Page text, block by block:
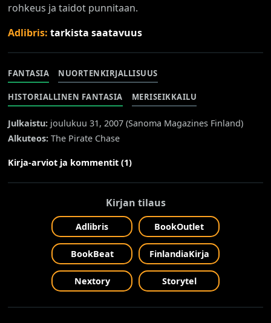
rohkeus ja taidot punnitaan.
Adlibris:tarkista saatavuus
FANTASIA NUORTENKIRJALLISUUS
HISTORIALLINEN FANTASIA MERISEIKKAILU
Julkaistu: joulukuu 31, 2007 (Sanoma Magazines Finland)
Alkuteos: The Pirate Chase
Kirja-arviot ja kommentit (1)
Kirjan tilaus
Adlibris BookOutlet
BookBeat FinlandiaKirja
Nextory Storytel